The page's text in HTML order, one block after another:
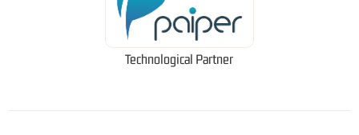
Technological Partner